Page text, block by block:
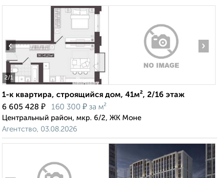
2/1
‹ ›
1-к квартира, строящийся дом, 41м², 2/16 этаж
6 605 428 ₽ 160 300 ₽ за м²
Центральный район, мкр. 6/2, ЖК Моне
Агентство, 03.08.2026